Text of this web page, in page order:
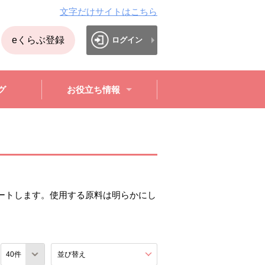
文字だけサイトはこちら
eくらぶ登録 ログイン
お役立ち情報
します。使用する原料は明らかにし
並び替え